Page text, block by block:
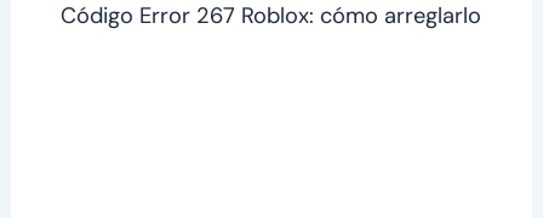
Código Error 267 Roblox: cómo arreglarlo